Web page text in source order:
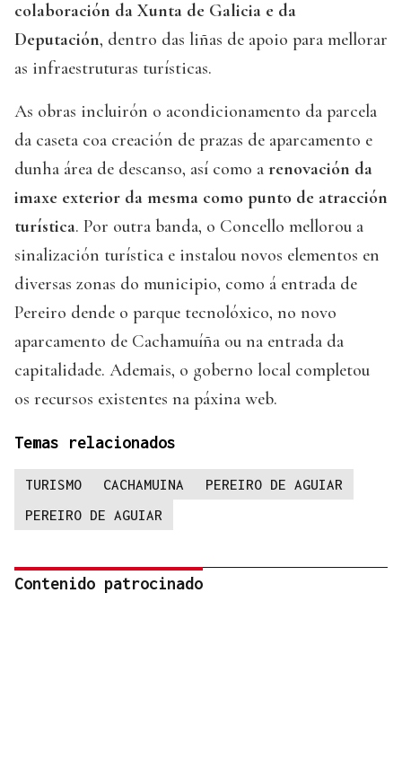
colaboración da Xunta de Galicia e da
Deputación, dentro das liñas de apoio para mellorar
as infraestruturas turísticas.
As obras incluirón o acondicionamento da parcela
da caseta coa creación de prazas de aparcamento e
dunha área de descanso, así como a renovación da
imaxe exterior da mesma como punto de atracción
turística. Por outra banda, o Concello mellorou a
sinalización turística e instalou novos elementos en
diversas zonas do municipio, como á entrada de
Pereiro dende o parque tecnolóxico, no novo
aparcamento de Cachamuíña ou na entrada da
capitalidade. Ademais, o goberno local completou
os recursos existentes na páxina web.
Temas relacionados
TURISMO CACHAMUINA
PEREIRO DE AGUIAR
PEREIRO DE AGUIAR
Contenido patrocinado